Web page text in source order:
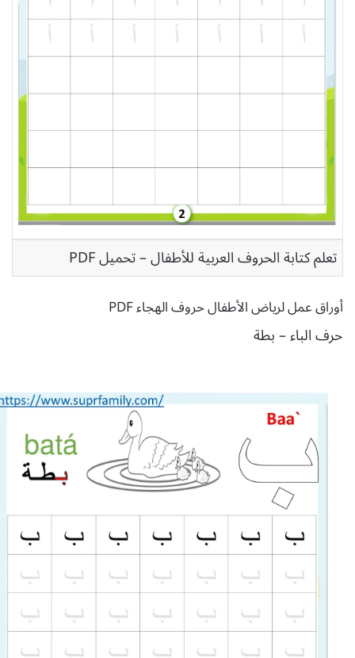
تعلم كتابة الحروف العربية للأطفال – تحميل PDF
أوراق عمل لرياض الأطفال حروف الهجاء PDF
حرف الباء – بطة